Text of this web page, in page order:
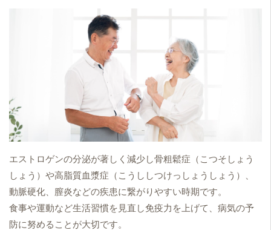
エストロゲンの分泌が著しく減少し骨粗鬆症（こつそしょう
しょう）や高脂質血漿症（こうししつけっしょうしょう）、
動脈硬化、膣炎などの疾患に繋がりやすい時期です。
食事や運動など生活習慣を見直し免疫力を上げて、病気の予
防に努めることが大切です。